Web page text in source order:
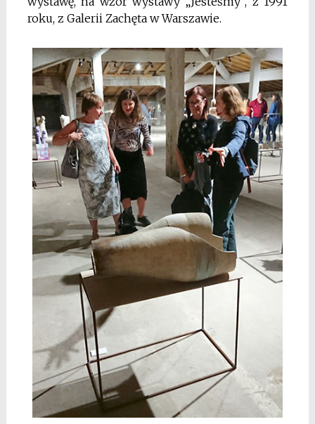
roku, z Galerii Zachęta w Warszawie.